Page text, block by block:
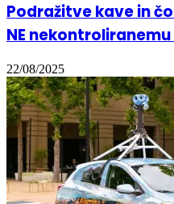
Podražitve kave in
NE
22/08/2025